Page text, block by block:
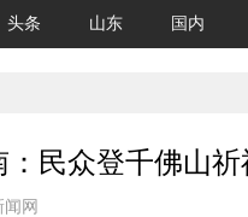
头条 山东 国内
：民众登千佛山
网